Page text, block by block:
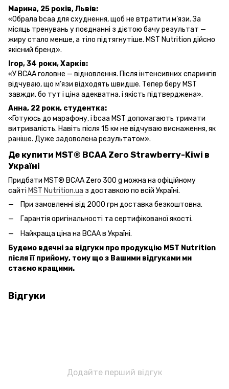
Марина, 25 років, Львів:
«Обрала bcaa для схуднення, щоб не втратити м’язи. За
місяць тренувань у поєднанні з дієтою бачу результат —
жиру стало менше, а тіло підтягнутіше. MST Nutrition дійсно
якісний бренд».
Ігор, 34 роки, Харків:
«У BCAA головне — відновлення. Після інтенсивних спарингів
відчуваю, що м’язи відходять швидше. Тепер беру MST
завжди, бо тут і ціна адекватна, і якість підтверджена».
Анна, 22 роки, студентка:
«Готуюсь до марафону, і bcaa MST допомагають тримати
витривалість. Навіть після 15 км не відчуваю виснаження, як
раніше. Дуже задоволена результатом».
Де купити MST® BCAA Zero Strawberry-Kiwi в
Україні
Придбати MST® BCAA Zero 300 g можна на офіційному
сайті MST Nutrition.ua з доставкою по всій Україні.
При замовленні від 2000 грн доставка безкоштовна.
Гарантія оригінальності та сертифікованої якості.
Найкраща ціна на BCAA в Україні.
Будемо вдячні за відгуки про продукцію MST Nutrition
після її прийому, тому що з Вашими відгуками ми
стаємо кращими.
Відгуки
Додайте перший відгук